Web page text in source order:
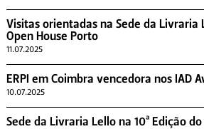
Visitas orientadas na Sede da Livraria
Open House Porto
11.07.2025
ERPI em Coimbra vencedora nos IAD
10.07.2025
Sede da Livraria Lello na 10ª Edição